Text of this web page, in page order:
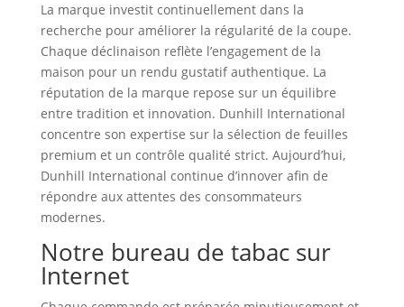
La marque investit continuellement dans la
recherche pour améliorer la régularité de la coupe.
Chaque déclinaison reflète l’engagement de la
maison pour un rendu gustatif authentique. La
réputation de la marque repose sur un équilibre
entre tradition et innovation. Dunhill International
concentre son expertise sur la sélection de feuilles
premium et un contrôle qualité strict. Aujourd’hui,
Dunhill International continue d’innover afin de
répondre aux attentes des consommateurs
modernes.
Notre bureau de tabac sur
Internet